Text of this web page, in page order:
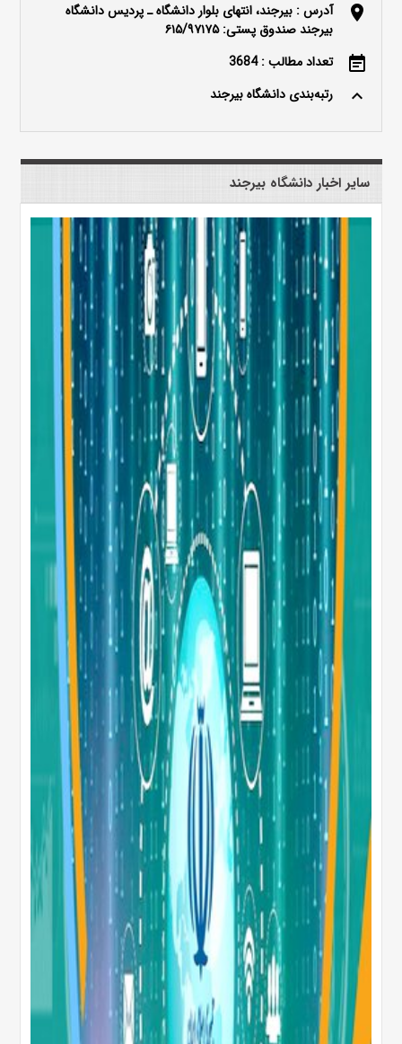
location_on
آدرس : بیرجند، انتهای بلوار دانشگاه ـ پردیس دانشگاه
بیرجند صندوق پستی: ۶۱۵/۹۷۱۷۵
event_note تعداد مطالب : 3684
keyboard_arrow_up رتبه‌بندی دانشگاه بیرجند
سایر اخبار دانشگاه بیرجند